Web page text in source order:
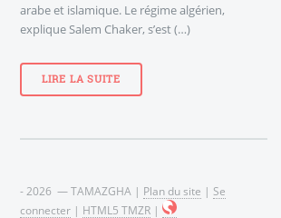
arabe et islamique. Le régime algérien,
explique Salem Chaker, s’est (…)
LIRE LA SUITE
- 2026 — TAMAZGHA | Plan du site | Se
connecter | HTML5 TMZR |